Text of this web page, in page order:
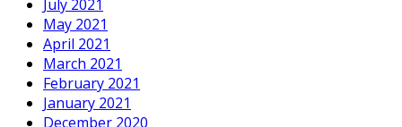
July 2021
May 2021
April 2021
March 2021
February 2021
January 2021
December 2020